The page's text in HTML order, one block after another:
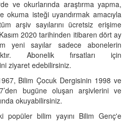
ve okurlarında araştırma yapma,
isteği uyandırmak amacıyla
arşiv sayılarını ücretsiz erişime
2020 tarihinden itibaren dört ay
yeni sayılar sadece abonelerin
Abonelik fırsatları için
ziyaret edebilirsiniz.
Bilim Çocuk Dergisinin 1998 ve
bugüne oluşan arşivlerini ve
okuyabilirsiniz.
popüler bilim yayını Bilim Genç'e